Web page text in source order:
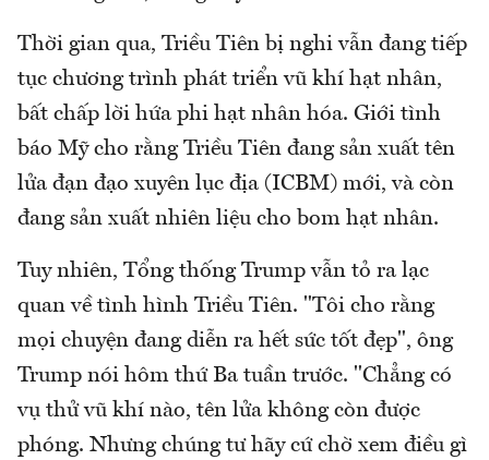
Thời gian qua, Triều Tiên bị nghi vẫn đang tiếp
tục chương trình phát triển vũ khí hạt nhân,
bất chấp lời hứa phi hạt nhân hóa. Giới tình
báo Mỹ cho rằng Triều Tiên đang sản xuất tên
lửa đạn đạo xuyên lục địa (ICBM) mới, và còn
đang sản xuất nhiên liệu cho bom hạt nhân.
Tuy nhiên, Tổng thống Trump vẫn tỏ ra lạc
quan về tình hình Triều Tiên. "Tôi cho rằng
mọi chuyện đang diễn ra hết sức tốt đẹp", ông
Trump nói hôm thứ Ba tuần trước. "Chẳng có
vụ thử vũ khí nào, tên lửa không còn được
phóng. Nhưng chúng tư hãy cứ chờ xem điều gì